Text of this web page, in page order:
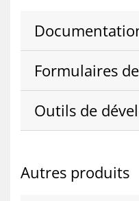
For­mu­laires
Ou­tils de
Autres pro­duits